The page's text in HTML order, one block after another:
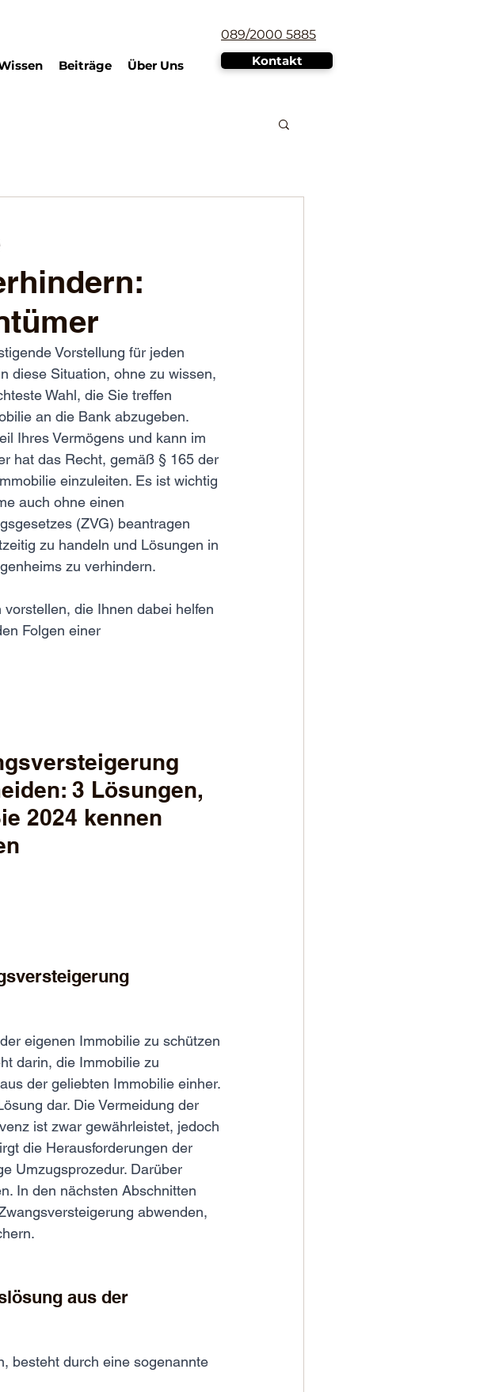
Beiträge Über Uns
089/2000 5885
Kontakt
Vorstellung für jeden
diese Situation, ohne zu wissen,
Wahl, die Sie treffen
an die Bank abzugeben.
Ihres Vermögens und kann im
hat das Recht, gemäß § 165 der
einzuleiten. Es ist wichtig
auch ohne einen
(ZVG) beantragen
zu handeln und Lösungen in
zu verhindern.
die Ihnen dabei helfen
Folgen einer
3 Lösungen,
2024 kennen
eigenen Immobilie zu schützen
darin, die Immobilie zu
der geliebten Immobilie einher.
dar. Die Vermeidung der
ist zwar gewährleistet, jedoch
die Herausforderungen der
Umzugsprozedur. Darüber
In den nächsten Abschnitten
abwenden,
aus der
besteht durch eine sogenannte